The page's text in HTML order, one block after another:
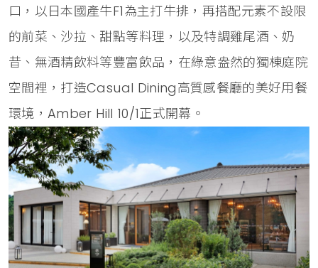
口，以日本國產牛F1為主打牛排，再搭配元素不設限
的前菜、沙拉、甜點等料理，以及特調雞尾酒、奶
昔、無酒精飲料等豐富飲品，在綠意盎然的獨棟庭院
空間裡，打造Casual Dining高質感餐廳的美好用餐
環境，Amber Hill 10/1正式開幕。